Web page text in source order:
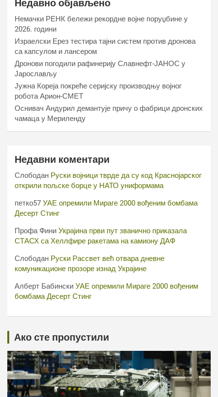
Недавно објављено
Немачки РЕНК бележи рекордне војне поруџбине у
2026. години
Израелски Ерез тестира тајни систем против дронова
са капсулом и лансером
Дронови погодили рафинерију Славнефт-ЈАНОС у
Јарослављу
Јужна Кореја покреће серијску производњу војног
робота Арион-СМЕТ
Оснивач Андурил демантује причу о фабрици дронских
чамаца у Мериленду
Недавни коментари
Слободан Руски војници тврде да су код Краснојарског
открили пољске борце у НАТО униформама
петко57 УАЕ опремили Мираге 2000 вођеним бомбама
Десерт Стинг
Профа Фини Украјина први пут званично приказала
СТАСХ са Хеллфире ракетама на камиону ДАФ
Слободан Руски Рассвет већ отвара дневне
комуникационе прозоре изнад Украјине
Алберт Бабински УАЕ опремили Мираге 2000 вођеним
бомбама Десерт Стинг
Ако сте пропустили